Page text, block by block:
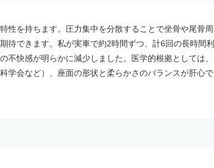
性を持ちます。圧力集中を分散することで坐骨や尾骨周
待できます。私が実車で約2時間ずつ、計6回の長時間利
快感が明らかに減少しました。医学的根拠としては、
学会など）、座面の形状と柔らかさのバランスが肝心で